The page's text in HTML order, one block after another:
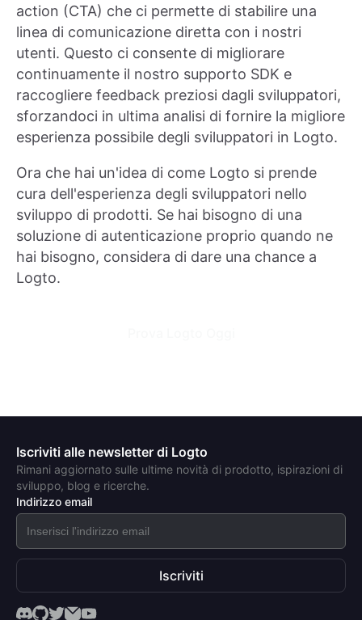
action (CTA) che ci permette di stabilire una
linea di comunicazione diretta con i nostri
utenti. Questo ci consente di migliorare
continuamente il nostro supporto SDK e
raccogliere feedback preziosi dagli sviluppatori,
sforzandoci in ultima analisi di fornire la migliore
esperienza possibile degli sviluppatori in Logto.
Ora che hai un'idea di come Logto si prende
cura dell'esperienza degli sviluppatori nello
sviluppo di prodotti. Se hai bisogno di una
soluzione di autenticazione proprio quando ne
hai bisogno, considera di dare una chance a
Logto.
Iscriviti alle newsletter di Logto
Rimani aggiornato sulle ultime novità di prodotto, ispirazioni di
sviluppo, blog e ricerche.
Indirizzo email
Iscriviti